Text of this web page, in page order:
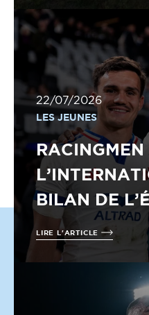
22/07/2026
LES JEUNES
RACINGMEN
BILAN DE
LIRE L'ARTICLE